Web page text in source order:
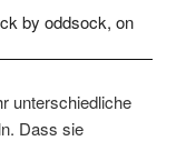
unterschiedliche
Dass sie